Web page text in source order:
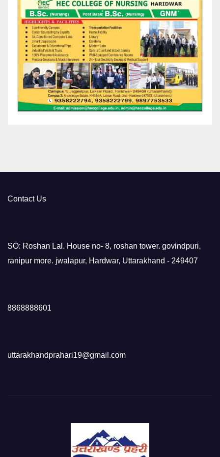
Contact Us
SO: Roshan Lal. House no- 8, roshan tower. govindpuri,
ranipur more. jwalapur, Hardwar, Uttarakhand - 249407
8868888601
uttarakhandprahari19@gmail.com